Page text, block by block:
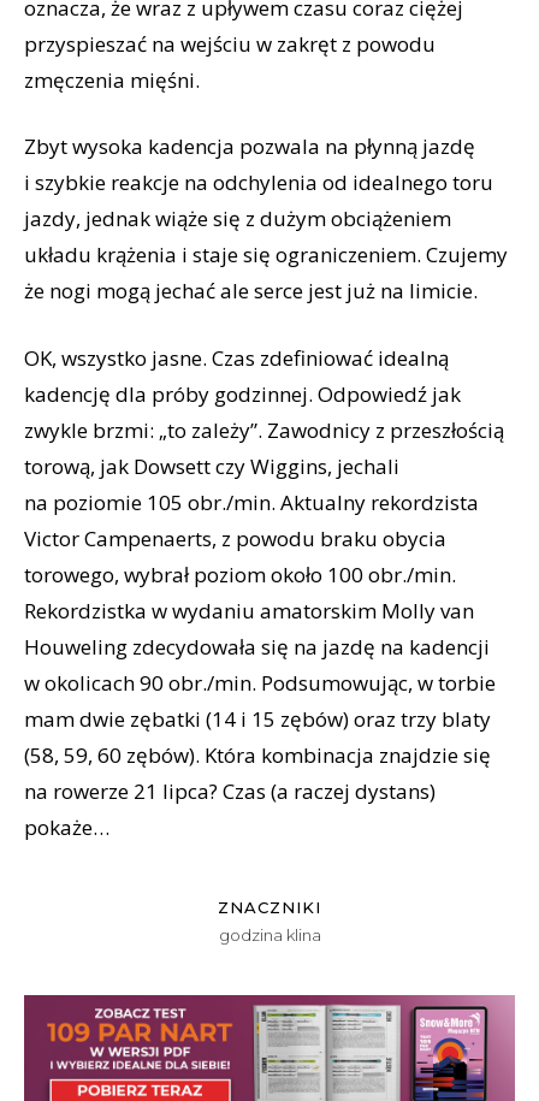
oznacza, że wraz z upływem czasu coraz ciężej
przyspieszać na wejściu w zakręt z powodu
zmęczenia mięśni.
Zbyt wysoka kadencja pozwala na płynną jazdę
i szybkie reakcje na odchylenia od idealnego toru
jazdy, jednak wiąże się z dużym obciążeniem
układu krążenia i staje się ograniczeniem. Czujemy
że nogi mogą jechać ale serce jest już na limicie.
OK, wszystko jasne. Czas zdefiniować idealną
kadencję dla próby godzinnej. Odpowiedź jak
zwykle brzmi: „to zależy”. Zawodnicy z przeszłością
torową, jak Dowsett czy Wiggins, jechali
na poziomie 105 obr./min. Aktualny rekordzista
Victor Campenaerts, z powodu braku obycia
torowego, wybrał poziom około 100 obr./min.
Rekordzistka w wydaniu amatorskim Molly van
Houweling zdecydowała się na jazdę na kadencji
w okolicach 90 obr./min. Podsumowując, w torbie
mam dwie zębatki (14 i 15 zębów) oraz trzy blaty
(58, 59, 60 zębów). Która kombinacja znajdzie się
na rowerze 21 lipca? Czas (a raczej dystans)
pokaże…
ZNACZNIKI
godzina klina